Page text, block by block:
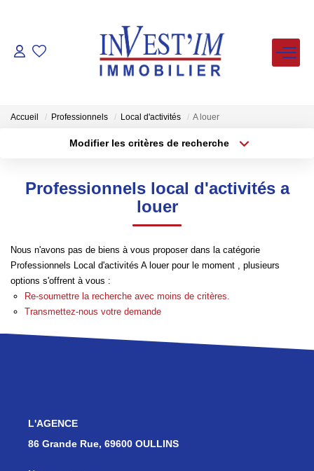
ACHETER
LOUER
ESTIMER
Les Agences
Actualités
Accueil Professionnels Local d'activités A louer
Modifier les critères de recherche
Type de bien
Créer une alerte
Professionnels local d'activités a
louer
Nous n'avons pas de biens à vous proposer dans la catégorie
Professionnels Local d'activités A louer pour le moment , plusieurs
options s'offrent à vous :
Re-soumettre la recherche avec moins de critères.
Transmettez-nous votre demande
L'AGENCE
86 Grande Rue, 69600 OULLINS